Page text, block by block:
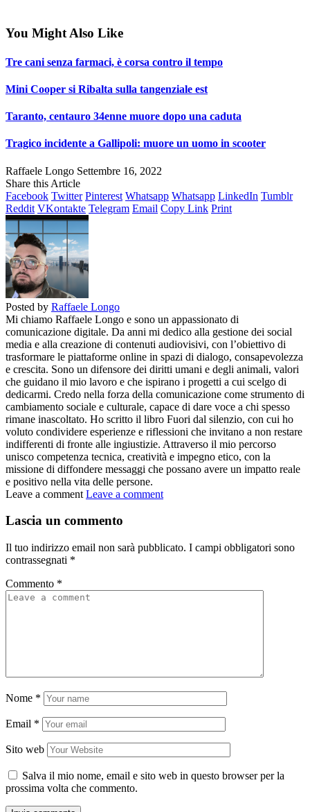
You Might Also Like
Tre cani senza farmaci, è corsa contro il tempo
Mini Cooper si Ribalta sulla tangenziale est
Taranto, centauro 34enne muore dopo una caduta
Tragico incidente a Gallipoli: muore un uomo in scooter
Raffaele Longo Settembre 16, 2022
Share this Article
Facebook Twitter Pinterest Whatsapp Whatsapp LinkedIn Tumblr
Reddit VKontakte Telegram Email Copy Link Print
Posted by Raffaele Longo
Mi chiamo Raffaele Longo e sono un appassionato di
comunicazione digitale. Da anni mi dedico alla gestione dei social
media e alla creazione di contenuti audiovisivi, con l’obiettivo di
trasformare le piattaforme online in spazi di dialogo, consapevolezza
e crescita. Sono un difensore dei diritti umani e degli animali, valori
che guidano il mio lavoro e che ispirano i progetti a cui scelgo di
dedicarmi. Credo nella forza della comunicazione come strumento di
cambiamento sociale e culturale, capace di dare voce a chi spesso
rimane inascoltato. Ho scritto il libro Fuori dal silenzio, con cui ho
voluto condividere esperienze e riflessioni che invitano a non restare
indifferenti di fronte alle ingiustizie. Attraverso il mio percorso
unisco competenza tecnica, creatività e impegno etico, con la
missione di diffondere messaggi che possano avere un impatto reale
e positivo nella vita delle persone.
Leave a comment Leave a comment
Lascia un commento
Il tuo indirizzo email non sarà pubblicato. I campi obbligatori sono
contrassegnati *
Commento *
Nome *
Email *
Sito web
Salva il mio nome, email e sito web in questo browser per la
prossima volta che commento.